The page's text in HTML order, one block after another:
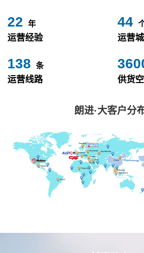
24 年
运营经验
49
运营
153 条
运营线路 供货
朗进·大客户分